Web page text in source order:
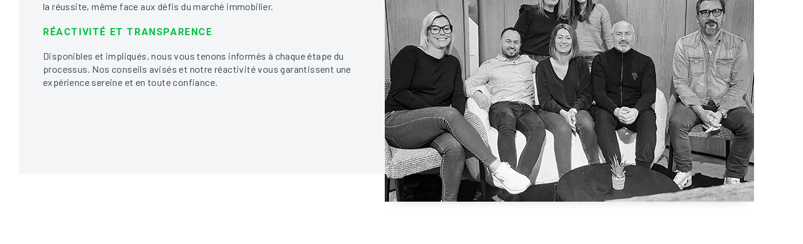
la réussite, même face aux défis du marché immobilier.
RÉACTIVITÉ ET TRANSPARENCE
Disponibles et impliqués, nous vous tenons informés à chaque étape du
processus. Nos conseils avisés et notre réactivité vous garantissent une
expérience sereine et en toute confiance.